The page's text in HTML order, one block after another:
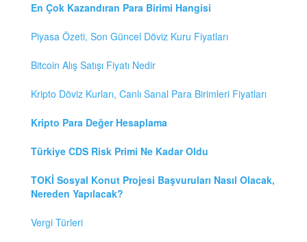
En Çok Kazandıran Para Birimi Hangisi
Piyasa Özeti, Son Güncel Döviz Kuru Fiyatları
Bitcoin Alış Satışı Fiyatı Nedir
Kripto Döviz Kurları, Canlı Sanal Para Birimleri Fiyatları
Kripto Para Değer Hesaplama
Türkiye CDS Risk Primi Ne Kadar Oldu
TOKİ Sosyal Konut Projesi Başvuruları Nasıl Olacak,
Nereden Yapılacak?
Vergi Türleri